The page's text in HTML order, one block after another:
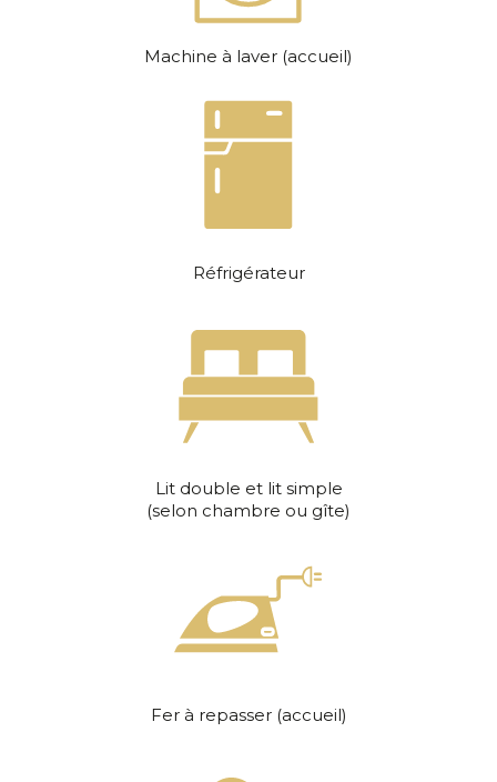
Machine à laver (accueil)
Réfrigérateur
Lit double et lit simple
(selon chambre ou gîte)
Fer à repasser (accueil)